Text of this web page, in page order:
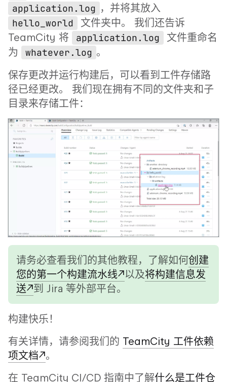
application.log ，并将其放入
hello_world
文件夹中。 我们还告诉
TeamCity 将
application.log
文件重命名
为
whatever.log 。
保存更改并运行构建后，可以看到工件存储路
径已经更改。 我们现在拥有不同的文件夹和子
目录来存储工件：
请务必查看我们的其他教程，了解如何创建
您的第一个构建流水线
以及将构建信息发
送
到 Jira 等外部平台。
构建快乐！
有关详情，请参阅我们的 TeamCity 工件依赖
项文档
。
在 TeamCity CI/CD 指南中了解什么是工件仓